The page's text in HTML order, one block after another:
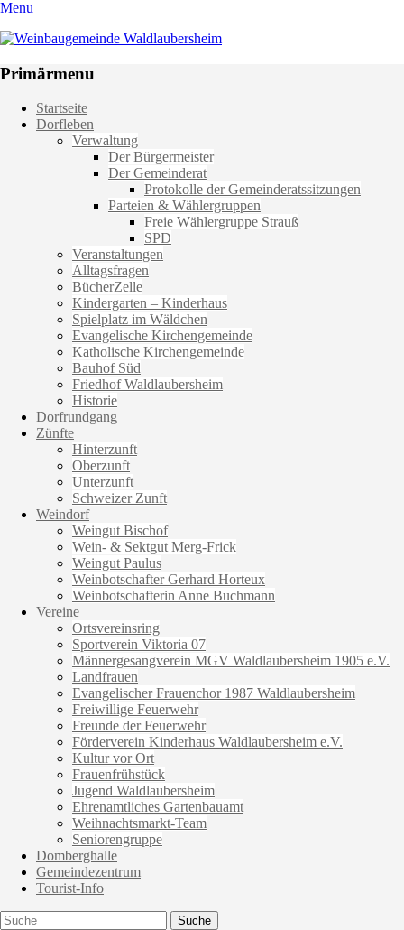
Menu
Weinbaugemeinde Waldlaubersheim
Primärmenu
Weiter
zum
Startseite
Dorfleben
Verwaltung
Der Bürgermeister
Der Gemeinderat
Protokolle der Gemeinderatssitzungen
Parteien & Wählergruppen
Freie Wählergruppe Strauß
SPD
Veranstaltungen
Alltagsfragen
BücherZelle
Kindergarten – Kinderhaus
Spielplatz im Wäldchen
Evangelische Kirchengemeinde
Katholische Kirchengemeinde
Bauhof Süd
Friedhof Waldlaubersheim
Historie
Dorfrundgang
Zünfte
Hinterzunft
Oberzunft
Unterzunft
Schweizer Zunft
Weindorf
Weingut Bischof
Wein- & Sektgut Merg-Frick
Weingut Paulus
Weinbotschafter Gerhard Horteux
Weinbotschafterin Anne Buchmann
Vereine
Ortsvereinsring
Sportverein Viktoria 07
Männergesangverein MGV Waldlaubersheim 1905 e.V.
Landfrauen
Evangelischer Frauenchor 1987 Waldlaubersheim
Freiwillige Feuerwehr
Freunde der Feuerwehr
Förderverein Kinderhaus Waldlaubersheim e.V.
Kultur vor Ort
Frauenfrühstück
Jugend Waldlaubersheim
Ehrenamtliches Gartenbauamt
Weihnachtsmarkt-Team
Seniorengruppe
Domberghalle
Gemeindezentrum
Tourist-Info
Suche
Suche